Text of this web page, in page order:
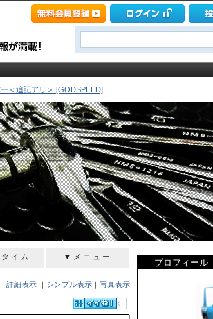
＜追記アリ＞ [GODSPEED]
イム ▼メニュー
詳細表示 ｜ シンプル表示 ｜ 写真表示
プロフィール